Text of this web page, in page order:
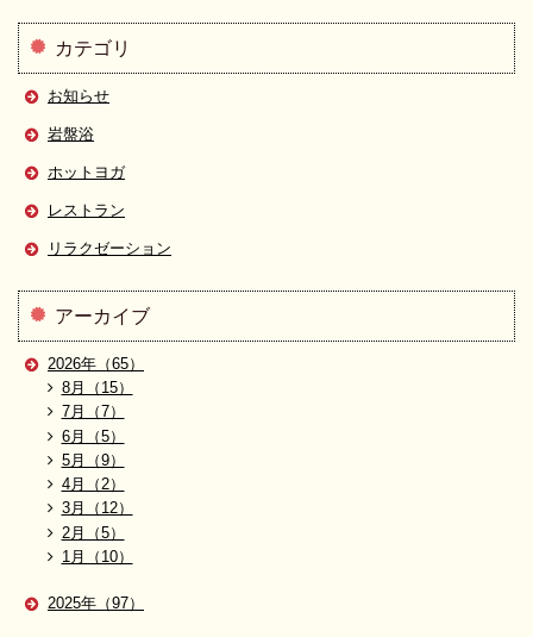
カテゴリ
お知らせ
岩盤浴
ホットヨガ
レストラン
リラクゼーション
アーカイブ
2026年（65）
8月（15）
7月（7）
6月（5）
5月（9）
4月（2）
3月（12）
2月（5）
1月（10）
2025年（97）